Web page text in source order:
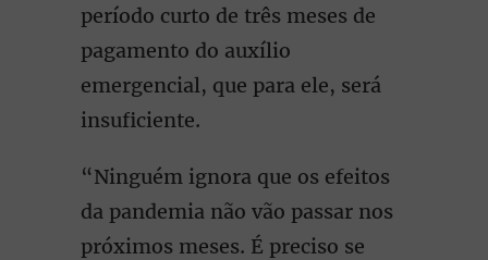
período curto de três meses de
pagamento do auxílio
emergencial, que para ele, será
insuficiente.
“Ninguém ignora que os efeitos
da pandemia não vão passar nos
próximos meses. É preciso se